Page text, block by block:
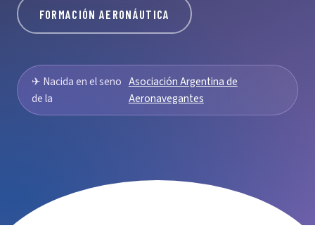
FORMACIÓN AERONÁUTICA
✈ Nacida en el seno
de la
Asociación Argentina de
Aeronavegantes